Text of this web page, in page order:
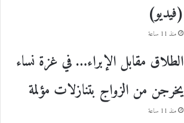
(فيديو)
منذ 11 ساعة
الطلاق مقابل الإبراء… في غزة نساء
يخرجن من الزواج بتنازلات مؤلمة
منذ 11 ساعة